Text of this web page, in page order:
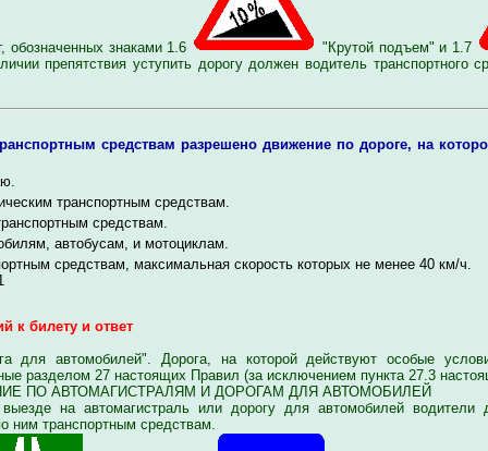
обозначенных знаками 1.6
"Крутой подъем" и 1.7
препятствия уступить дорогу должен водитель транспортного
средствам разрешено движение по дороге, на
транспортным средствам.
средствам.
автобусам, и мотоциклам.
средствам, максимальная скорость которых не менее 40 км/ч.
к билету и ответ
автомобилей". Дорога, на которой действуют особые
разделом 27 настоящих Правил (за исключением пункта 27.3
ПО АВТОМАГИСТРАЛЯМ И ДОРОГАМ ДЛЯ АВТОМОБИЛЕЙ
на автомагистраль или дорогу для автомобилей водители
ним транспортным средствам.